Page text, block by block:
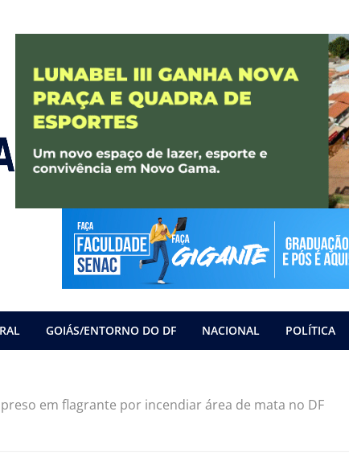
GOIÁS/ENTORNO DO DF NACIONAL POLÍTICA
em flagrante por incendiar área de mata no DF